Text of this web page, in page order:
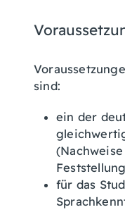
sind:
ein der
für das